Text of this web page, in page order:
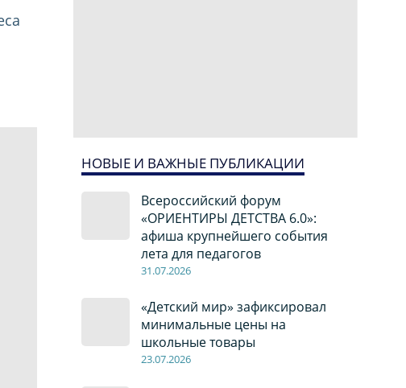
НОВЫЕ И ВАЖНЫЕ ПУБЛИКАЦИИ
Всероссийский форум
«ОРИЕНТИРЫ ДЕТСТВА 6.0»:
афиша крупнейшего события
лета для педагогов
31.07.2026
«Детский мир» зафиксировал
минимальные цены на
школьные товары
23.07.2026